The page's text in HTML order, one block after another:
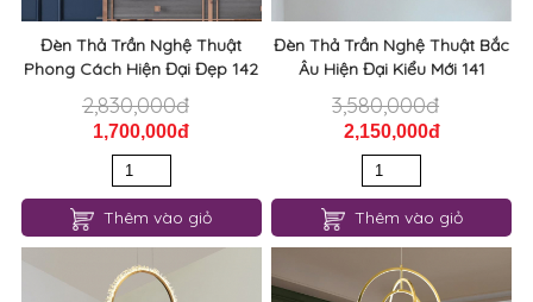
Đèn Thả Trần Nghệ Thuật
Phong Cách Hiện Đại Đẹp 142
2,830,000đ
1,700,000đ
Thêm vào giỏ
Đèn Thả Trần Nghệ Thuật Bắc
Âu Hiện Đại Kiểu Mới 141
3,580,000đ
2,150,000đ
Thêm vào giỏ